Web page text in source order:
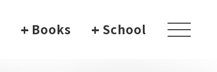
+ Books + School
toggle